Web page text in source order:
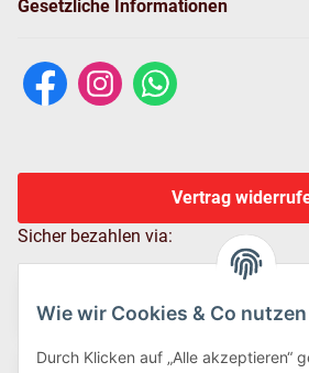
Wie wir Cookies & Co nutzen
Durch Klicken auf „Alle akzeptieren“
Gesetzliche Informationen
Vertrag
Sicher bezahlen via: